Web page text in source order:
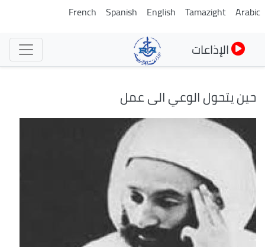
تجاوز
Arabic
Tamazight
English
Spanish
French
الإذاعات
حين يتحول الوعي الى عمل